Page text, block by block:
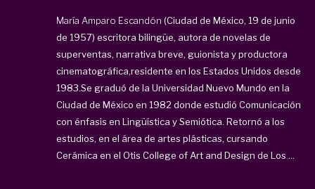
María Amparo Escandón (Ciudad de México, 19 de junio
de 1957) escritora bilingüe, autora de novelas de
superventas, narrativa breve, guionista y productora
cinematográfica,residente en los Estados Unidos desde
1983.Se graduó de la Universidad Nuevo Mundo en la
Ciudad de México en 1982 donde estudió Comunicación
con énfasis en Lingüística y Semiótica. Retornó a los
estudios, en el área de artes plásticas, cursando
Cerámica en el Otis College of Art and Design de Los ...